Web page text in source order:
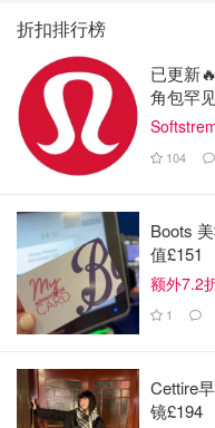
後來兩人因誤會爭吵，
以仙髓換邪骨去完成使命
但痛失所愛的澹臺燼完
尋找黎蘇蘇的元神五百
救起，從此成了逍遙宗
面對殘酷的命運，相愛
相通，一人成神、一人
道，最終拯救蒼生！
心得：長月燼明這齣今
厲害了，三生三世的糾
動，編劇更是用心埋梗
折扣排行榜
已更新
角包罕
104
Boots
值£151
额外7.2
1
Cettire
镜£194